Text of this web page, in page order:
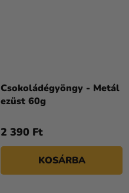
Csokoládégyöngy - Metál
ezüst 60g
2 390 Ft
KOSÁRBA